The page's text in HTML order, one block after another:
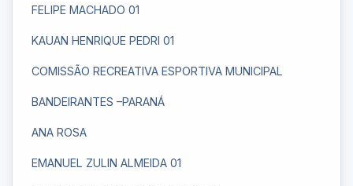
FELIPE MACHADO 01
KAUAN HENRIQUE PEDRI 01
COMISSÃO RECREATIVA ESPORTIVA MUNICIPAL
BANDEIRANTES –PARANÁ
ANA ROSA
EMANUEL ZULIN ALMEIDA 01